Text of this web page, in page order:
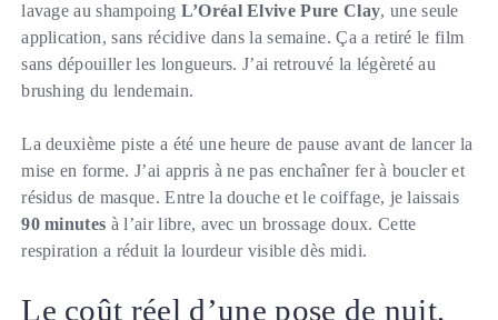
lavage au shampoing L’Oréal Elvive Pure Clay, une seule
application, sans récidive dans la semaine. Ça a retiré le film
sans dépouiller les longueurs. J’ai retrouvé la légèreté au
brushing du lendemain.
La deuxième piste a été une heure de pause avant de lancer la
mise en forme. J’ai appris à ne pas enchaîner fer à boucler et
résidus de masque. Entre la douche et le coiffage, je laissais
90 minutes à l’air libre, avec un brossage doux. Cette
respiration a réduit la lourdeur visible dès midi.
Le coût réel d’une pose de nuit,